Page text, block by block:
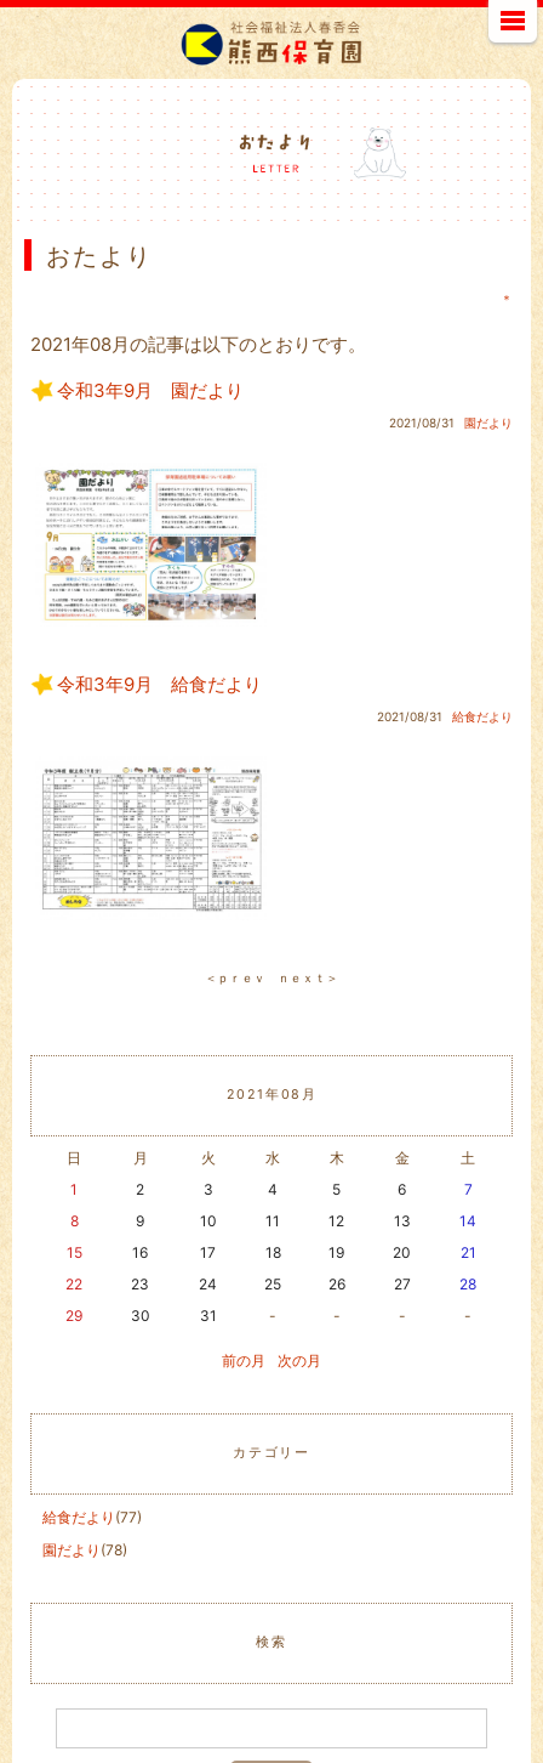
おたより
＊
2021年08月の記事は以下のとおりです。
令和3年9月 園だより
2021/08/31 園だより
令和3年9月 給食だより
2021/08/31 給食だより
＜ｐｒｅｖ ｎｅｘｔ＞
2021年08月
日 月 火 水 木 金
土
1
2 3 4 5 6
7
8
9 10 11 12 13
14
15
16 17 18 19 20
21
22
23 24 25 26 27
28
29
30 31 - - - -
前の月 次の月
カテゴリー
給食だより (77)
園だより (78)
検索